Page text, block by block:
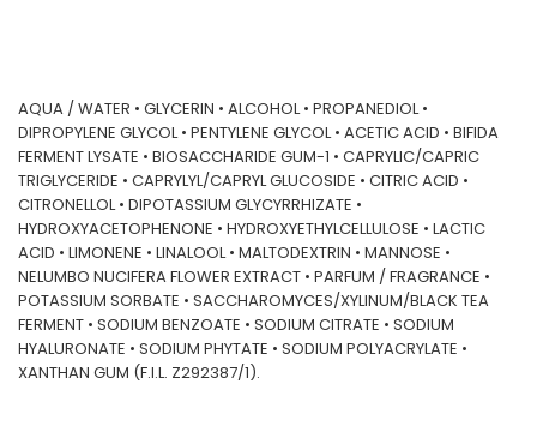
AQUA / WATER • GLYCERIN • ALCOHOL • PROPANEDIOL •
DIPROPYLENE GLYCOL • PENTYLENE GLYCOL • ACETIC ACID • BIFIDA
FERMENT LYSATE • BIOSACCHARIDE GUM-1 • CAPRYLIC/CAPRIC
TRIGLYCERIDE • CAPRYLYL/CAPRYL GLUCOSIDE • CITRIC ACID •
CITRONELLOL • DIPOTASSIUM GLYCYRRHIZATE •
HYDROXYACETOPHENONE • HYDROXYETHYLCELLULOSE • LACTIC
ACID • LIMONENE • LINALOOL • MALTODEXTRIN • MANNOSE •
NELUMBO NUCIFERA FLOWER EXTRACT • PARFUM / FRAGRANCE •
POTASSIUM SORBATE • SACCHAROMYCES/XYLINUM/BLACK TEA
FERMENT • SODIUM BENZOATE • SODIUM CITRATE • SODIUM
HYALURONATE • SODIUM PHYTATE • SODIUM POLYACRYLATE •
XANTHAN GUM (F.I.L. Z292387/1).